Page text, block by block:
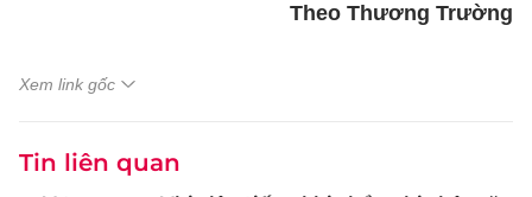
Theo Thương Trường
Xem link gốc
Tin liên quan